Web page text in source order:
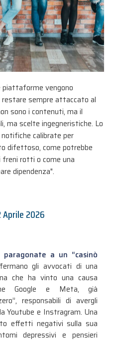
piattaforme vengono
sempre attaccato al
sono i contenuti, ma il
ma scelte ingegneristiche. Lo
calibrate per
difettoso, come potrebbe
freni rotti o come una
dipendenza".
Aprile 2026
a un “casinò
gli avvocati di una
che ha vinto una causa
Google e Meta, già
responsabili di avergli
Youtube e Instragram. Una
effetti negativi sulla sua
depressivi e pensieri